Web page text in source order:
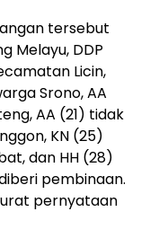
tersebut
Melayu, DDP
Licin,
Srono, AA
AA (21) tidak
KN (25)
dan HH (28)
pembinaan.
pernyataan